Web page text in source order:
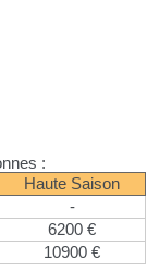
:
Haute Saison
-
6200 €
10900 €